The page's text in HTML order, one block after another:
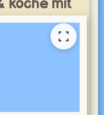
koche mit